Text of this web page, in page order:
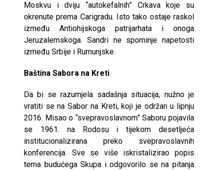
Moskvu i dviju “autokefalnih” Crkava koje su
okrenute prema Carigradu. Isto tako ostaje raskol
između Antiohijskoga patrijarhata i onoga
Jeruzalemskoga. Sandri ne spominje napetosti
između Srbije i Rumunjske.
Baština Sabora na Kreti
Da bi se razumjela sadašnja situacija, nužno je
vratiti se na Sabor na Kreti, koji je održan u lipnju
2016. Misao o “svepravoslavnom” Saboru pojavila
se 1961. na Rodosu i tijekom desetljeća
institucionalizirana preko svepravoslavnih
konferencija. Sve se više iskristalizirao popis
tema budućega Skupa i odgovorilo se na pitanja